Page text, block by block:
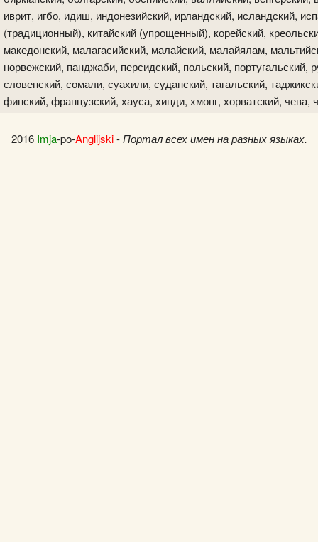
иврит, игбо, идиш, индонезийский, ирландский, исландский,
(традиционный), китайский (упрощенный), корейский,
македонский, малагасийский, малайский, малайялам,
норвежский, панджаби, персидский, польский, португальский,
словенский, сомали, суахили, суданский, тагальский,
финский, французский, хауса, хинди, хмонг, хорватский,
2016 Imja-po-Anglijski-Портал всех имен на разных языках.